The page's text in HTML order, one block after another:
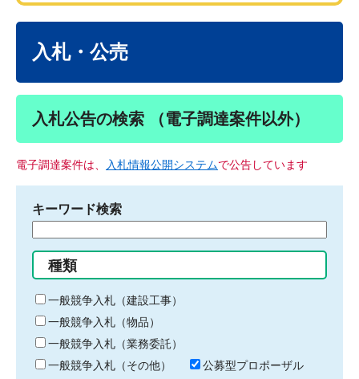
入札・公売
入札公告の検索 （電子調達案件以外）
電子調達案件は、 入札情報公開システムで公告しています
キーワード検索
る
キ
ー
ワ
ー
ド
種類
一般競争入札（建設工事）
一般競争入札（物品）
一般競争入札（業務委託）
一般競争入札（その他）
公募型プロポーザル